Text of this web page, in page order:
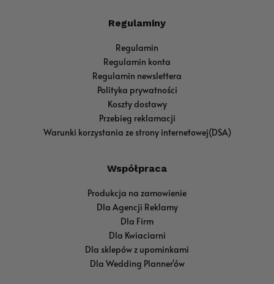
Regulaminy
Regulamin
Regulamin konta
Regulamin newslettera
Polityka prywatności
Koszty dostawy
Przebieg reklamacji
Warunki korzystania ze strony internetowej(DSA)
Współpraca
Produkcja na zamowienie
Dla Agencji Reklamy
Dla Firm
Dla Kwiaciarni
Dla sklepów z upominkami
Dla Wedding Planner'ów